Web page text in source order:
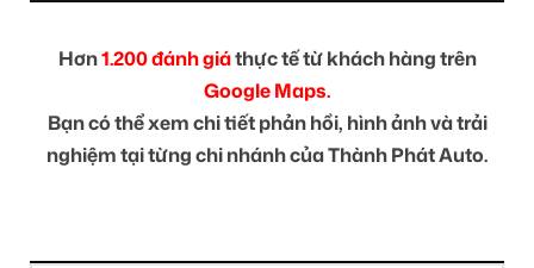
Hơn1.200 đánh giáthực tế từ khách hàng trên
Google Maps.
Bạn có thể xem chi tiết phản hồi, hình ảnh và trải
nghiệm tại từng chi nhánh của Thành Phát Auto.